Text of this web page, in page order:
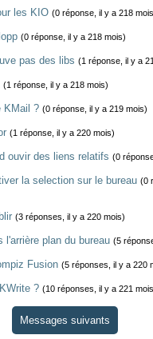
les KIO (0 réponse, il y a 218
(0 réponse, il y a 218 mois)
pas des libs (1 réponse, il y a
(1 réponse, il y a 218 mois)
KMail ? (0 réponse, il y a 219 mois)
(1 réponse, il y a 220 mois)
ouvir des liens relatifs (0
la selection sur le bureau (0
(3 réponses, il y a 220 mois)
l'arrière plan du bureau (5
Fusion (5 réponses, il y a 220
? (10 réponses, il y a 221
Messages suivants